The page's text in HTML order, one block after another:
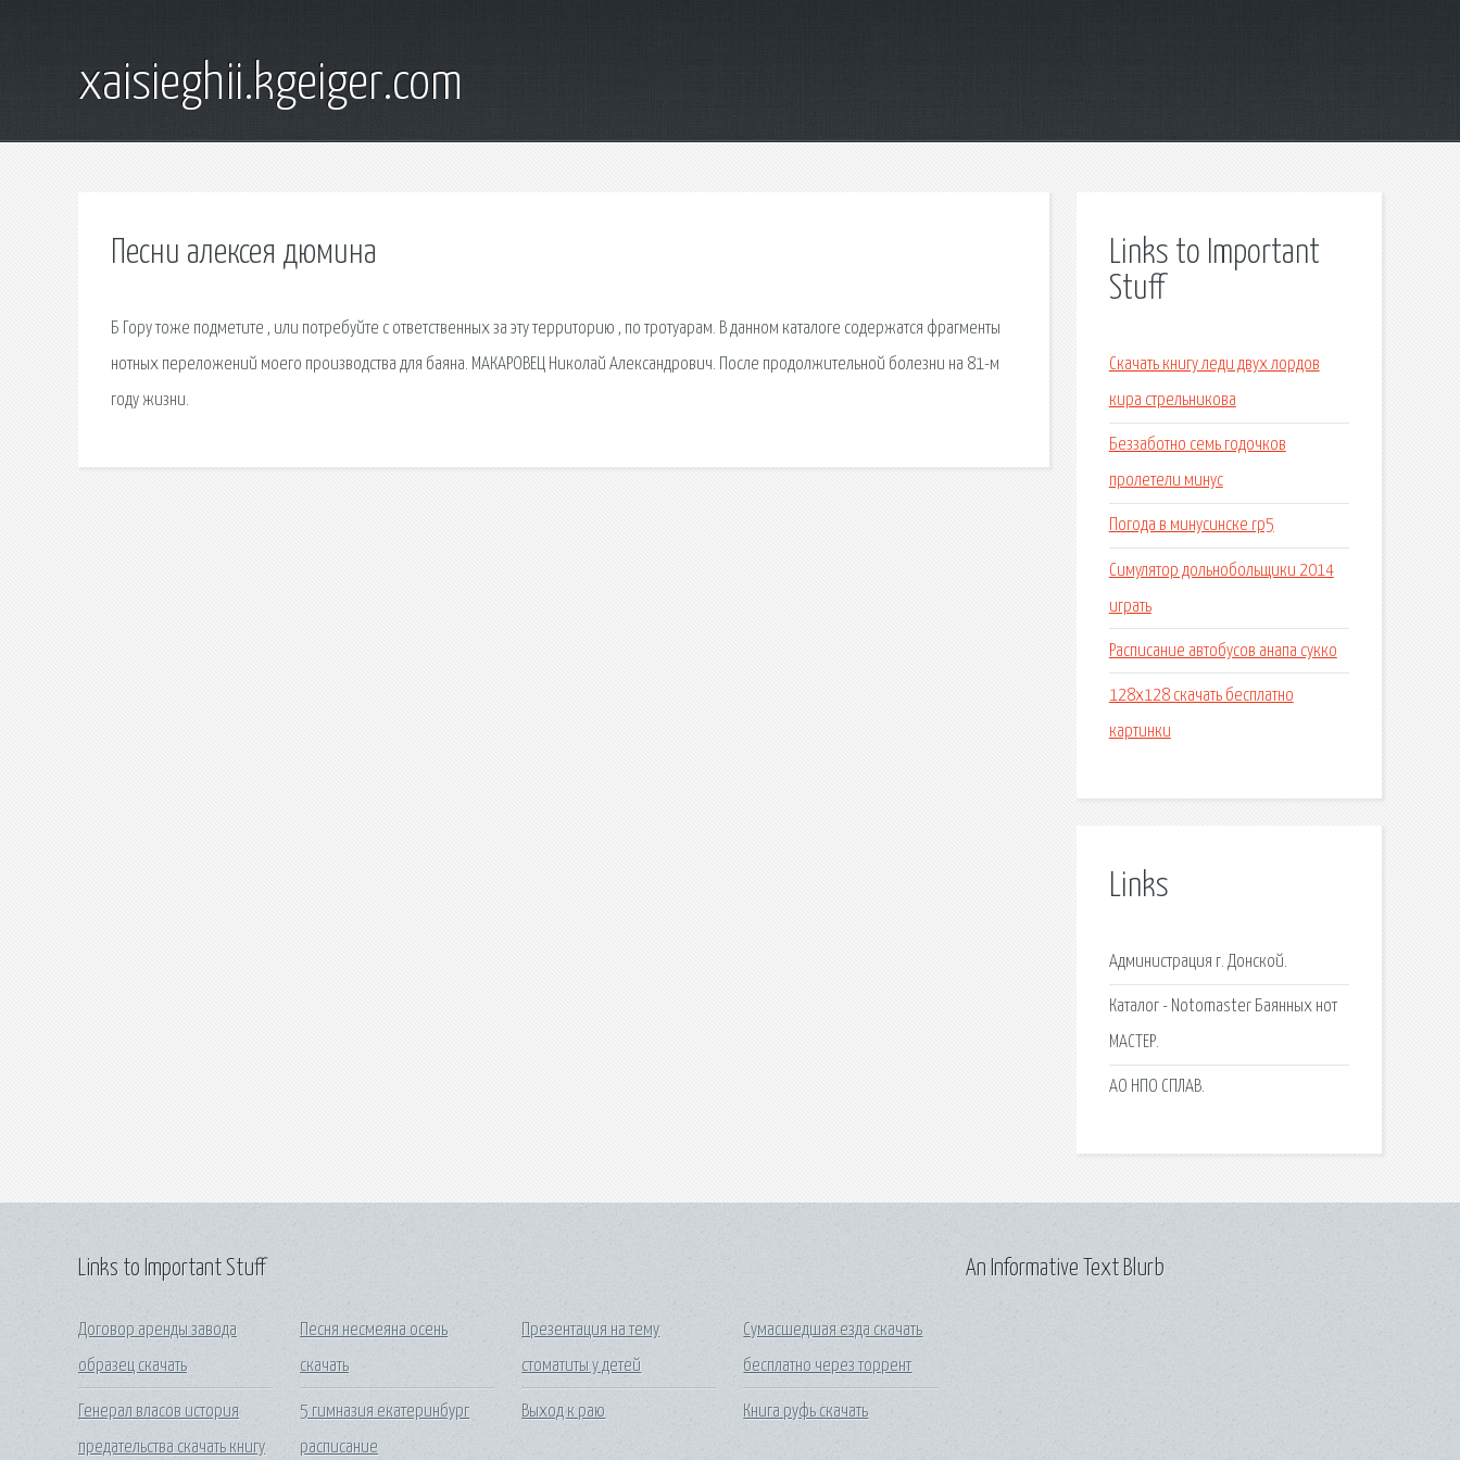
xaisieghii.kgeiger.com
Песни алексея дюмина
Б Гору тоже подметите , или потребуйте с ответственных за эту территорию , по тротуарам. В данном каталоге содержатся фрагменты
нотных переложений моего производства для баяна. МАКАРОВЕЦ Николай Александрович. После продолжительной болезни на 81-м
году жизни.
Links to Important
Stuff
Скачать книгу леди двух лордов
кира стрельникова
Беззаботно семь годочков
пролетели минус
Погода в минусинске rp5
Симулятор дольнобольщики 2014
играть
Расписание автобусов анапа сукко
128x128 скачать бесплатно
картинки
Links
Администрация г. Донской.
Каталог - Notomaster Баянных нот
МАСТЕР.
АО НПО СПЛАВ.
Links to Important Stuff
Договор аренды завода
образец скачать
Генерал власов история
предательства скачать книгу
Песня несмеяна осень
скачать
5 гимназия екатеринбург
расписание
Презентация на тему
стоматиты у детей
Выход к раю
Сумасшедшая езда скачать
бесплатно через торрент
Книга руфь скачать
An Informative Text Blurb